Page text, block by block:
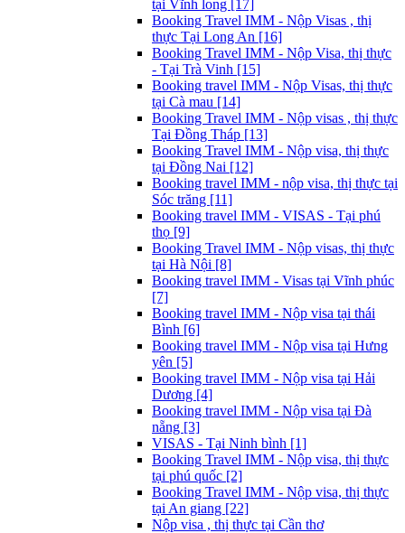
tại Vĩnh long [17]
Booking Travel IMM - Nộp Visas , thị
thực Tại Long An [16]
Booking Travel IMM - Nộp Visa, thị thực
- Tại Trà Vinh [15]
Booking travel IMM - Nộp Visas, thị thực
tại Cà mau [14]
Booking Travel IMM - Nộp visas , thị thực
Tại Đồng Tháp [13]
Booking Travel IMM - Nộp visa, thị thực
tại Đồng Nai [12]
Booking travel IMM - nộp visa, thị thực tại
Sóc trăng [11]
Booking travel IMM - VISAS - Tại phú
thọ [9]
Booking Travel IMM - Nộp visas, thị thực
tại Hà Nội [8]
Booking travel IMM - Visas tại Vĩnh phúc
[7]
Booking travel IMM - Nộp visa tại thái
Bình [6]
Booking travel IMM - Nộp visa tại Hưng
yên [5]
Booking travel IMM - Nộp visa tại Hải
Dương [4]
Booking travel IMM - Nộp visa tại Đà
nẵng [3]
VISAS - Tại Ninh bình [1]
Booking Travel IMM - Nộp visa, thị thực
tại phú quốc [2]
Booking Travel IMM - Nộp visa, thị thực
tại An giang [22]
Nộp visa , thị thực tại Cần thơ